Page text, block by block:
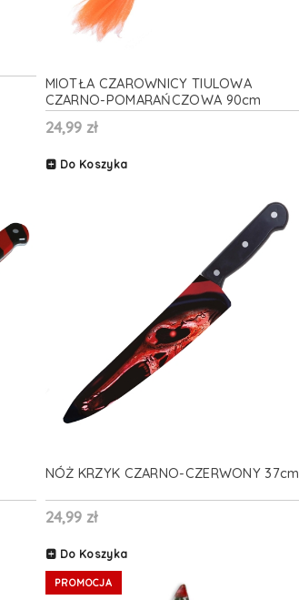
MIOTŁA CZAROWNICY TIULOWA
CZARNO-POMARAŃCZOWA 90cm
24,99 zł
Do Koszyka
NÓŻ KRZYK CZARNO-CZERWONY 37cm
24,99 zł
Do Koszyka
PROMOCJA